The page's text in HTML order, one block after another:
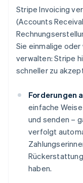
Stripe Invoicing
(Accounts
Sie einmalige
verwalten: Stripe
schneller zu
Forderungen
einfache
und senden –
verfolgt
haben.